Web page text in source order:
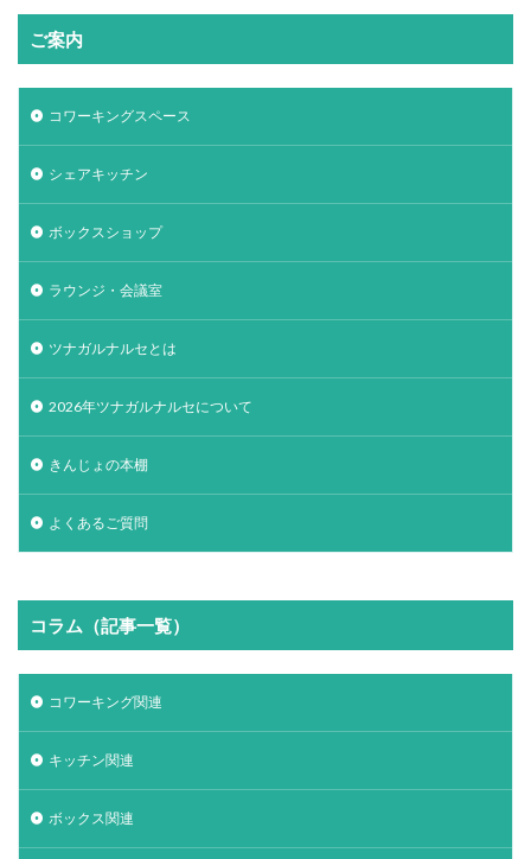
ご案内
コワーキングスペース
シェアキッチン
ボックスショップ
ラウンジ・会議室
ツナガルナルセとは
2026年ツナガルナルセについて
きんじょの本棚
よくあるご質問
コラム（記事一覧）
コワーキング関連
キッチン関連
ボックス関連